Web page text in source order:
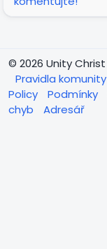
© 2026 Unity Christ
Pravidla komunity
Policy
Podmínky
chyb
Adresář